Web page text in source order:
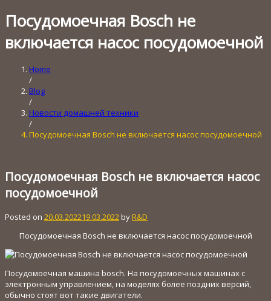
Посудомоечная Bosch не
включается насос посудомоечной
Home
/
Blog
/
Новости домашней техники
/
Посудомоечная Bosch не включается насос посудомоечной
Посудомоечная Bosch не включается насос
посудомоечной
Posted on 20.03.202219.03.2022 by R&D
Посудомоечная Bosch не включается насос посудомоечной
Посудомоечная машина bosch. На посудомоечных машинах с
электронным управлением, на моделях более поздних версий,
обычно стоят вот такие двигатели.